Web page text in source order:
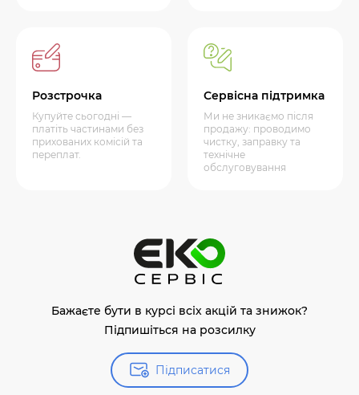
Розстрочка
Купуйте сьогодні —
платіть частинами без
прихованих комісій та
переплат.
Сервісна підтримка
Ми не зникаємо після
продажу: проводимо
чистку, заправку та
технічне
обслуговування
Бажаєте бути в курсі всіх акцій та знижок?
Підпишіться на розсилку
Підписатися